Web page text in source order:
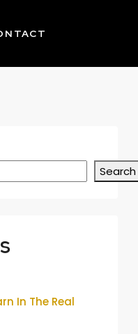
Search
In The Real